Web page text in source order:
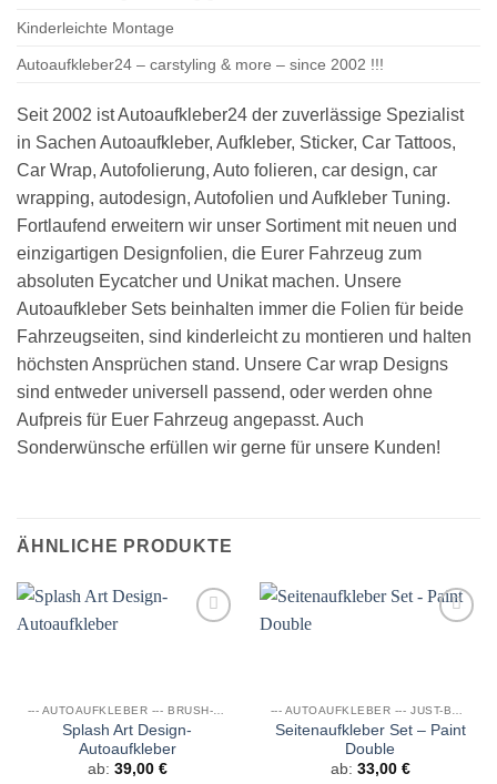
Kinderleichte Montage
Autoaufkleber24 – carstyling & more – since 2002 !!!
Seit 2002 ist Autoaufkleber24 der zuverlässige Spezialist
in Sachen Autoaufkleber, Aufkleber, Sticker, Car Tattoos,
Car Wrap, Autofolierung, Auto folieren, car design, car
wrapping, autodesign, Autofolien und Aufkleber Tuning.
Fortlaufend erweitern wir unser Sortiment mit neuen und
einzigartigen Designfolien, die Eurer Fahrzeug zum
absoluten Eycatcher und Unikat machen. Unsere
Autoaufkleber Sets beinhalten immer die Folien für beide
Fahrzeugseiten, sind kinderleicht zu montieren und halten
höchsten Ansprüchen stand. Unsere Car wrap Designs
sind entweder universell passend, oder werden ohne
Aufpreis für Euer Fahrzeug angepasst. Auch
Sonderwünsche erfüllen wir gerne für unsere Kunden!
ÄHNLICHE PRODUKTE
Splash Art Design-
Autoaufkleber
ab: 39,00 €
Seitenaufkleber Set – Paint
Double
ab: 33,00 €